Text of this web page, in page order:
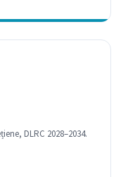
DLRC 2028–2034.